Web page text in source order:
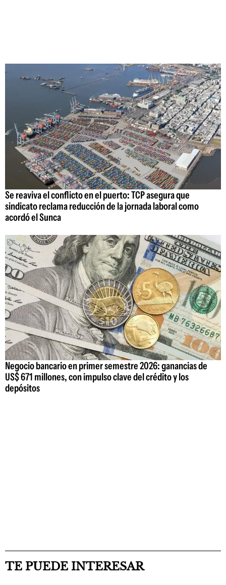
Se reaviva el conflicto en el puerto: TCP asegura que
sindicato reclama reducción de la jornada laboral como
acordó el Sunca
Negocio bancario en primer semestre 2026: ganancias de
US$ 671 millones, con impulso clave del crédito y los
depósitos
TE PUEDE INTERESAR